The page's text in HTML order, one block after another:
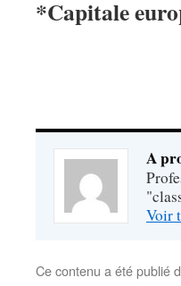
*Capitale
A
Voir
Ce contenu a été publié